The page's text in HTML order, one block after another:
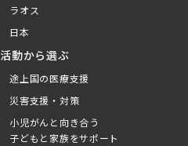
ラオス
日本
活動から選ぶ
途上国の医療支援
災害支援・対策
小児がんと向き合う
子どもと家族をサポート